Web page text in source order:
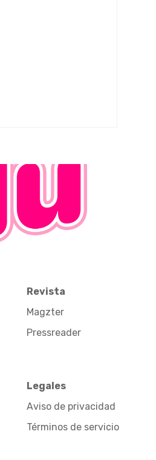
Revista
Magzter
Pressreader
Legales
Aviso de privacidad
Términos de servicio